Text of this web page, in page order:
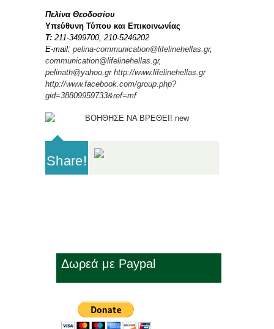
Πελίνα Θεοδοσίου
Υπεύθυνη Τύπου και Επικοινωνίας
Τ: 211-3499700, 210-5246202
E-mail: pelina-communication@lifelinehellas.gr,
communication@lifelinehellas.gr,
pelinath@yahoo.gr http://www.lifelinehellas.gr
http://www.facebook.com/group.php?
gid=38809959733&ref=mf
Share!
Δωρεά με Paypal